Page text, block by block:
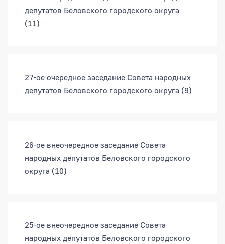
депутатов Беловского городского округа
(11)
27-ое очередное заседание Совета народных
депутатов Беловского городского округа (9)
26-ое внеочередное заседание Совета
народных депутатов Беловского городского
округа (10)
25-ое внеочередное заседание Совета
народных депутатов Беловского городского